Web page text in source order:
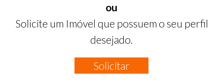
ou
Solicite um Imóvel que possuem o seu perfil
desejado.
Solicitar